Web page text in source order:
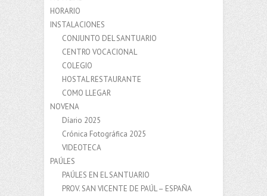
HORARIO
INSTALACIONES
CONJUNTO DEL SANTUARIO
CENTRO VOCACIONAL
COLEGIO
HOSTAL RESTAURANTE
COMO LLEGAR
NOVENA
Díario 2025
Crónica Fotográfica 2025
VIDEOTECA
PAÚLES
PAÚLES EN EL SANTUARIO
PROV. SAN VICENTE DE PAÚL – ESPAÑA